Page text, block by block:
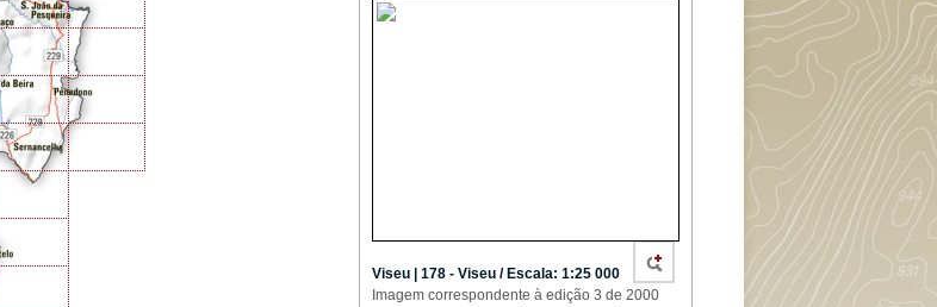
Viseu | 178 - Viseu / Escala: 1:25 000
Imagem correspondente à edição 3 de 2000